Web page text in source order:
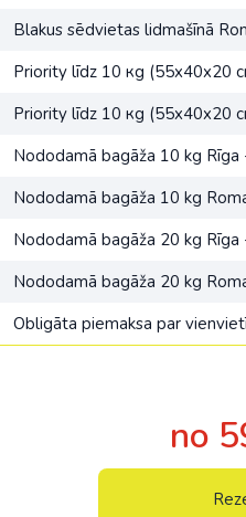
Blakus sēdvietas lidmašīnā
Priority līdz 10 кg (55x40x20
Priority līdz 10 кg (55x40x20
Nododamā bagāža 10 kg Rīga
Nododamā bagāža 10 kg
Nododamā bagāža 20 kg Rīga
Nododamā bagāža 20 kg
Obligāta piemaksa par
no